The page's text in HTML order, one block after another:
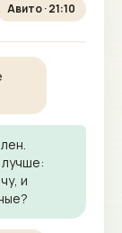
Авито · 21:10
и